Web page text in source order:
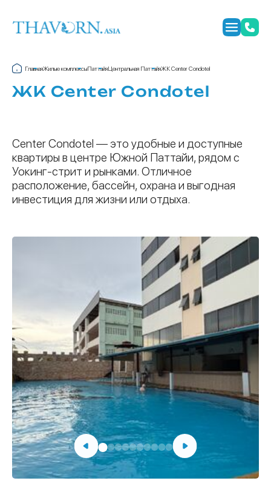
ГлавнаяЖилые комплексыПаттайяЦентральная ПаттайяЖК Center Condotel
ЖК Center Condotel
Center Condotel — это удобные и доступные
квартиры в центре Южной Паттайи, рядом с
Уокинг-стрит и рынками. Отличное
расположение, бассейн, охрана и выгодная
инвестиция для жизни или отдыха.